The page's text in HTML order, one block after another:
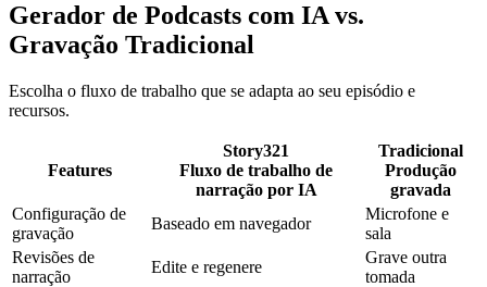
Gerador de Podcasts com IA vs.
Gravação Tradicional
Escolha o fluxo de trabalho que se adapta ao seu episódio e
recursos.
Features
Story321
Fluxo de trabalho de
narração por IA
Tradicional
Produção
gravada
Configuração de
gravação
Baseado em navegador
Microfone e
sala
Revisões de
narração
Edite e regenere
Grave outra
tomada